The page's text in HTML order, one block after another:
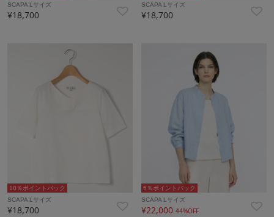
SCAPA Lサイズ
¥18,700
SCAPA Lサイズ
¥18,700
10％ポイントバック
SCAPA Lサイズ
¥18,700
5％ポイントバック
SCAPA Lサイズ
¥22,00044%OFF